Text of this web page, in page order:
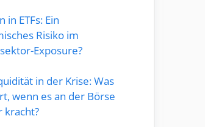
in ETFs: Ein
Risiko im
Exposure?
in der Krise: Was
wenn es an der Börse
kracht?